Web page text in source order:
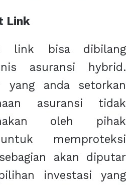
Link
link bisa dibilang
asuransi hybrid.
yang anda setorkan
asuransi tidak
oleh pihak
memproteksi
akan diputar
investasi yang